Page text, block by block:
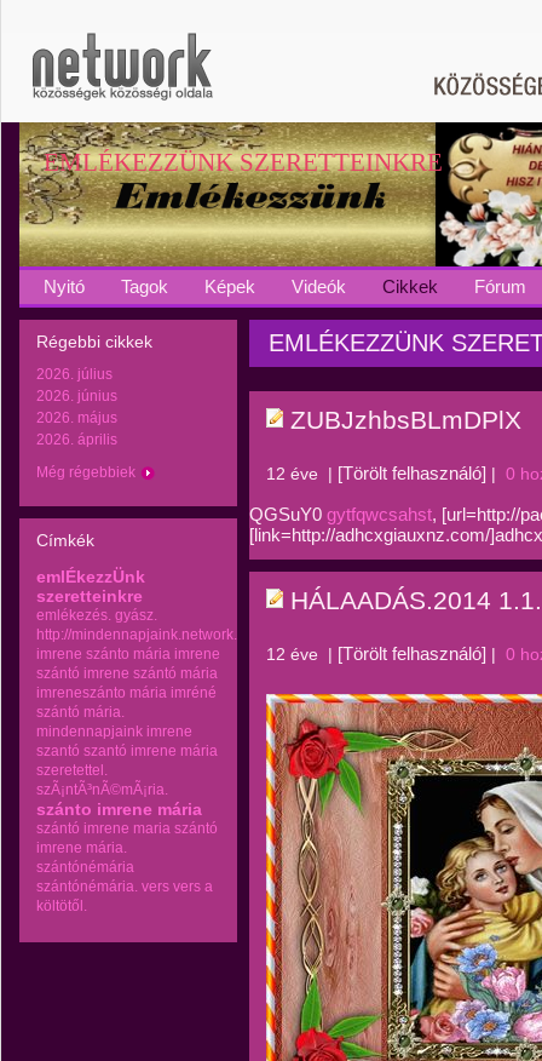
EMLÉKEZZÜNK SZERETTEINKRE
Nyitó Tagok Képek Videók Cikkek Fórum
Régebbi cikkek
2026. július
2026. június
2026. május
2026. április
Még régebbiek
Címkék
emlÉkezzÜnk
szeretteinkre
emlékezés. gyász.
http://mindennapjaink.network.hu
imrene szánto mária imrene
szántó imrene szántó mária
imreneszánto mária imréné
szántó mária.
mindennapjaink imrene
szantó szantó imrene mária
szeretettel.
szÃ¡ntÃ³nÃ©mÃ¡ria.
szánto imrene mária
szántó imrene maria szántó
imrene mária.
szántónémária
szántónémária. vers vers a
költötől.
EMLÉKEZZÜNK
ZUBJzhbsBLmDPlX
12 éve | [Törölt felhasználó] | 0
QGSuY0 gytfqwcsahst, [url=http://
[link=http://adhcxgiauxnz.com/
HÁLAADÁS.2014 1.1.
12 éve | [Törölt felhasználó] | 0